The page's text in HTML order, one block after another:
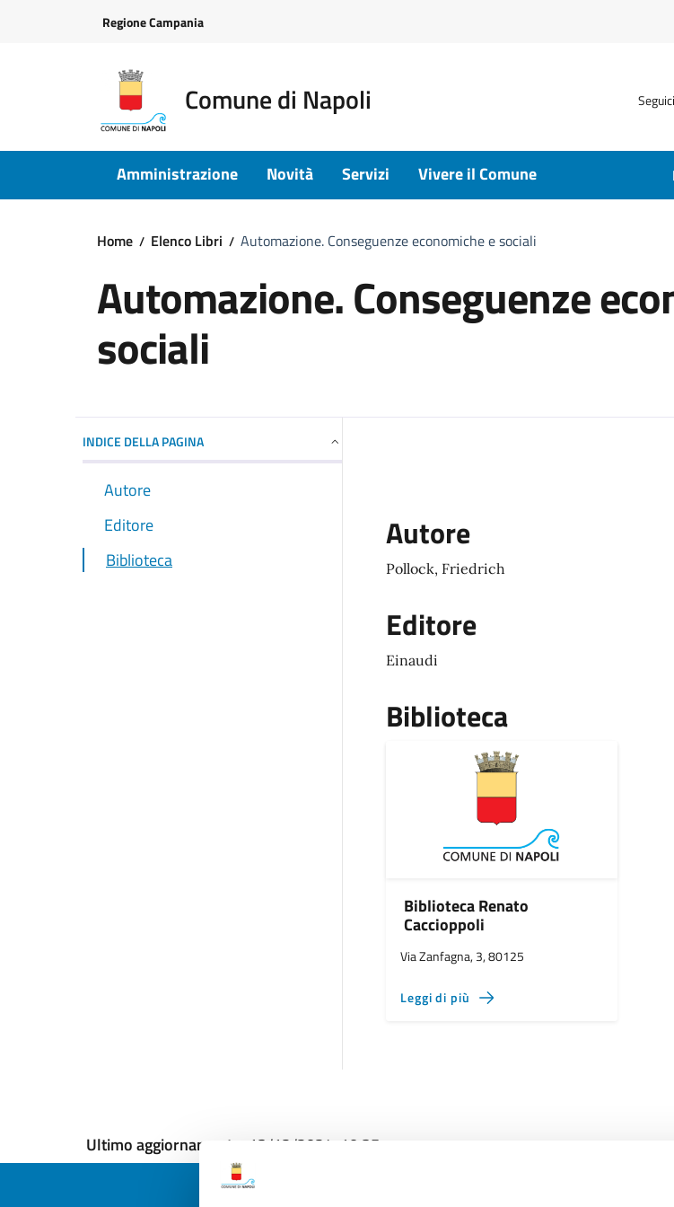
Regione Campania
Comune di Napoli
Amministrazione Novità Servizi Vivere il Comune
Home Elenco Libri Automazione. Conseguenze economiche e sociali
Automazione. Conseguenze
sociali
INDICE DELLA PAGINA
Autore
Editore
Biblioteca
Autore
Pollock, Friedrich
Editore
Einaudi
Biblioteca
Biblioteca Renato
Caccioppoli
Via Zanfagna, 3, 80125
Leggi di più
Ultimo aggiornamento: 13/12/2024, 10:35